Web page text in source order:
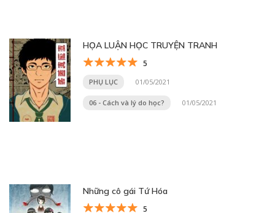
HỌA LUẬN HỌC TRUYỆN TRANH
5
PHỤ LỤC 01/05/2021
06 - Cách và lý do học? 01/05/2021
Những cô gái Tứ Hóa
5